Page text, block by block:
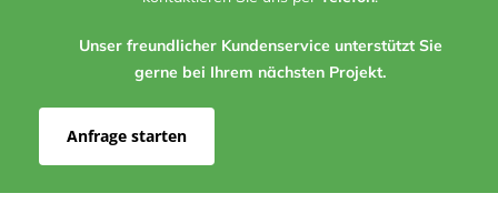
Unser freundlicher Kundenservice unterstützt Sie
gerne bei Ihrem nächsten Projekt.
Anfrage starten